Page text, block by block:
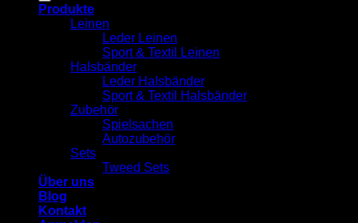
Produkte
Leinen
Leder Leinen
Sport & Textil Leinen
Halsbänder
Leder Halsbänder
Sport & Textil Halsbänder
Zubehör
Spielsachen
Autozubehör
Sets
Tweed Sets
Über uns
Blog
Kontakt